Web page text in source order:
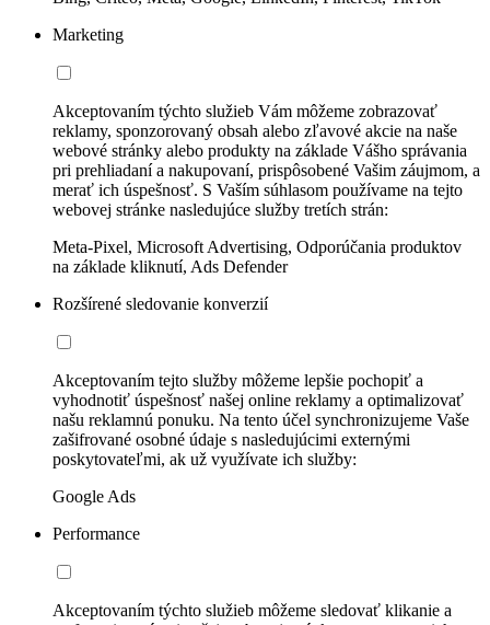
Marketing
Akceptovaním týchto služieb Vám môžeme zobrazovať
reklamy, sponzorovaný obsah alebo zľavové akcie na naše
webové stránky alebo produkty na základe Vášho správania
pri prehliadaní a nakupovaní, prispôsobené Vašim záujmom, a
merať ich úspešnosť. S Vaším súhlasom používame na tejto
webovej stránke nasledujúce služby tretích strán:
Meta-Pixel, Microsoft Advertising, Odporúčania produktov
na základe kliknutí, Ads Defender
Rozšírené sledovanie konverzií
Akceptovaním tejto služby môžeme lepšie pochopiť a
vyhodnotiť úspešnosť našej online reklamy a optimalizovať
našu reklamnú ponuku. Na tento účel synchronizujeme Vaše
zašifrované osobné údaje s nasledujúcimi externými
poskytovateľmi, ak už využívate ich služby:
Google Ads
Performance
Akceptovaním týchto služieb môžeme sledovať klikanie a